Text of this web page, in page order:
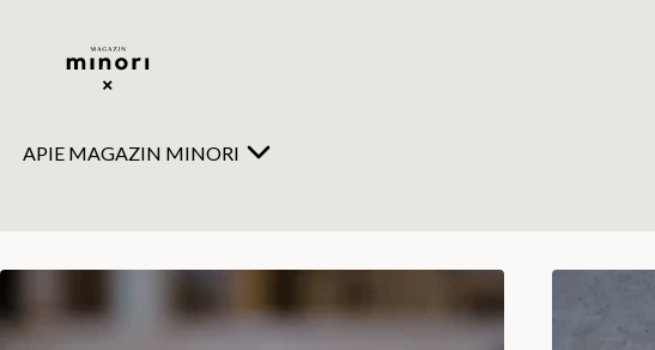
APIE MAGAZIN MINORI